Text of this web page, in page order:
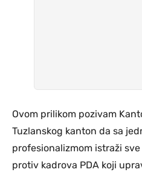
Ovom prilikom pozivam
Tuzlanskog kanton da sa
profesionalizmom istraži
protiv kadrova PDA koji